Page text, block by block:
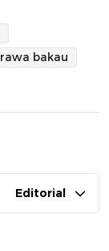
rawa bakau
Editorial